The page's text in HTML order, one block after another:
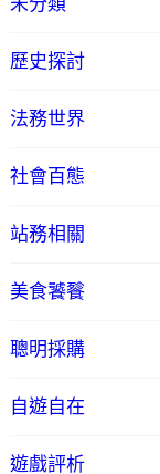
歷史探討
法務世界
社會百態
站務相關
美食饕餮
聰明採購
自遊自在
遊戲評析